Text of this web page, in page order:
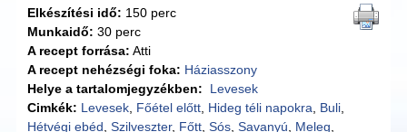
Elkészítési idő: 150 perc
Munkaidő: 30 perc
A recept forrása: Atti
A recept nehézségi foka: Háziasszony
Helye a tartalomjegyzékben:
Levesek
Cimkék: Levesek Főétel előtt Hideg téli napokra Buli
Hétvégi ebéd ,Szilveszter, Főtt ,Sós ,Savanyú Meleg